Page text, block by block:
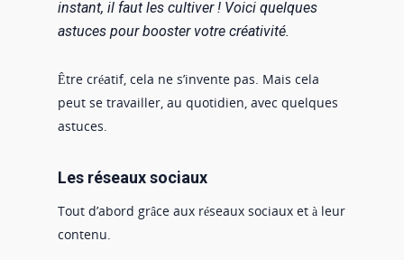
instant, il faut les cultiver ! Voici quelques
astuces pour booster votre créativité.
Être créatif, cela ne s’invente pas. Mais cela
peut se travailler, au quotidien, avec quelques
astuces.
Les réseaux sociaux
Tout d’abord grâce aux réseaux sociaux et à leur
contenu.